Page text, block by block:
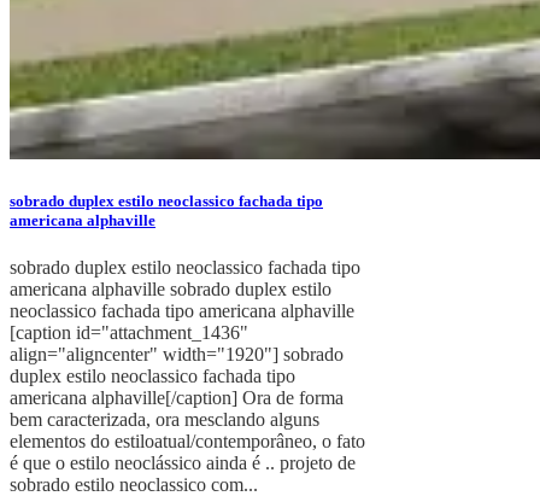
sobrado duplex estilo neoclassico fachada tipo
americana alphaville
sobrado duplex estilo neoclassico fachada tipo
americana alphaville sobrado duplex estilo
neoclassico fachada tipo americana alphaville
[caption id="attachment_1436"
align="aligncenter" width="1920"] sobrado
duplex estilo neoclassico fachada tipo
americana alphaville[/caption] Ora de forma
bem caracterizada, ora mesclando alguns
elementos do estiloatual/contemporâneo, o fato
é que o estilo neoclássico ainda é .. projeto de
sobrado estilo neoclassico com...